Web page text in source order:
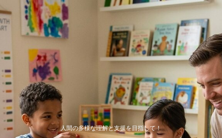
人間の多様な理解と支援を目指して！